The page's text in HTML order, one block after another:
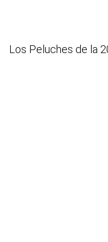
Los Peluches de la